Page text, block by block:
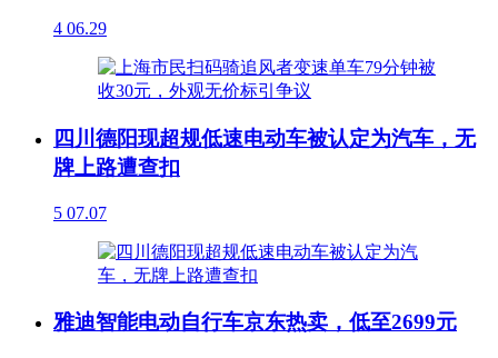
4 06.29
四川德阳现超规低速电动车被认定为汽车，无
牌上路遭查扣
5 07.07
雅迪智能电动自行车京东热卖，低至2699元